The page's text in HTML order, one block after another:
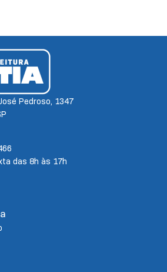
Pedroso, 1347
das 8h às 17h